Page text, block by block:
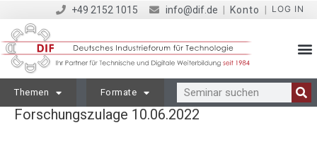
+49 2152 1015 info@dif.de Konto LOG IN
Themen Formate
Forschungszulage 10.06.2022